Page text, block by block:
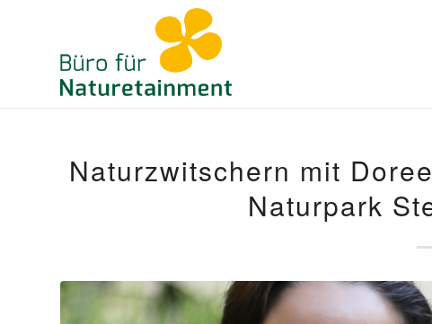
Naturzwitschern mit
Naturpark